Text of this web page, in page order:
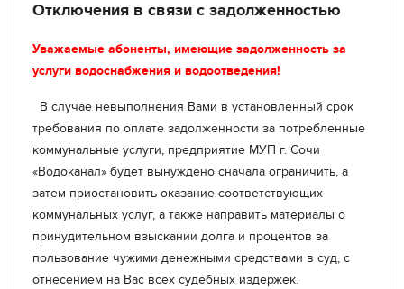
Отключения в связи с задолженностью
Уважаемые абоненты, имеющие задолженность за
услуги водоснабжения и водоотведения!
В случае невыполнения Вами в установленный срок
требования по оплате задолженности за потребленные
коммунальные услуги, предприятие МУП г. Сочи
«Водоканал» будет вынуждено сначала ограничить, а
затем приостановить оказание соответствующих
коммунальных услуг, а также направить материалы о
принудительном взыскании долга и процентов за
пользование чужими денежными средствами в суд, с
отнесением на Вас всех судебных издержек.